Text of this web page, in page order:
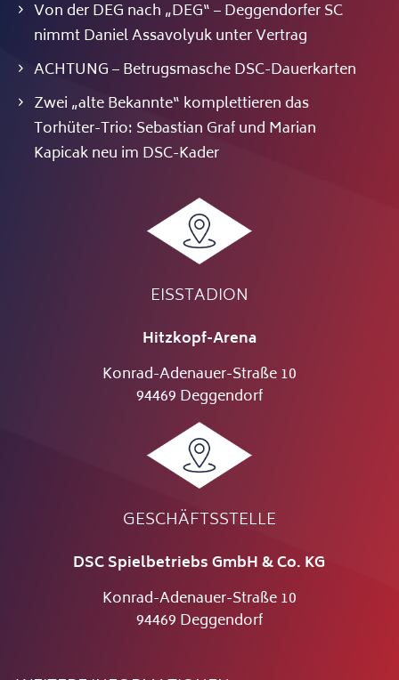
Von der DEG nach „DEG“ – Deggendorfer SC
nimmt Daniel Assavolyuk unter Vertrag
ACHTUNG – Betrugsmasche DSC-Dauerkarten
Zwei „alte Bekannte“ komplettieren das
Torhüter-Trio: Sebastian Graf und Marian
Kapicak neu im DSC-Kader
EISSTADION
Hitzkopf-Arena
Konrad-Adenauer-Straße 10
94469 Deggendorf
GESCHÄFTSSTELLE
DSC Spielbetriebs GmbH & Co. KG
Konrad-Adenauer-Straße 10
94469 Deggendorf